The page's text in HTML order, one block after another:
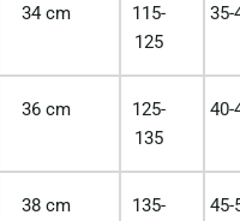
34 cm
115-
125
35-
36 cm
125-
135
40-
38 cm
135-
45-